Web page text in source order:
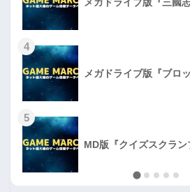
4
メガドライブ版『ブロ
5
MD版『クイズスクラン